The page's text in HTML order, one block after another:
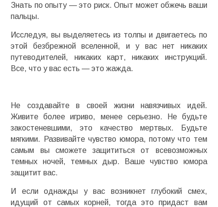
Знать по опыту — это риск. Опыт может обжечь ваши
пальцы.
Исследуя, вы выделяетесь из толпы и двигаетесь по
этой безбрежной вселенной, и у вас нет никаких
путеводителей, никаких карт, никаких инструкций.
Все, что у вас есть — это жажда.
Не создавайте в своей жизни навязчивых идей.
Живите более игриво, менее серьезно. Не будьте
закостеневшими, это качество мертвых. Будьте
мягкими. Развивайте чувство юмора, потому что тем
самым вы сможете защититься от всевозможных
темных ночей, темных дыр. Ваше чувство юмора
защитит вас.
И если однажды у вас возникнет глубокий смех,
идущий от самых корней, тогда это придаст вам